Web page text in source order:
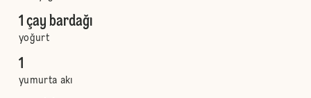
1 çay bardağı
yoğurt
1
yumurta akı